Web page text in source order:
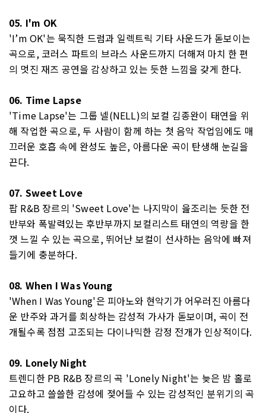
05. I'm OK
'I’m OK'는 묵직한 드럼과 일렉트릭 기타 사운드가 돋보이는
곡으로, 코러스 파트의 브라스 사운드까지 더해져 마치 한 편
의 멋진 재즈 공연을 감상하고 있는 듯한 느낌을 갖게 한다.
06. Time Lapse
'Time Lapse'는 그룹 넬(NELL)의 보컬 김종완이 태연을 위
해 작업한 곡으로, 두 사람이 함께 하는 첫 음악 작업임에도 매
끄러운 호흡 속에 완성도 높은, 아름다운 곡이 탄생해 눈길을
끈다.
07. Sweet Love
팝 R&B 장르의 'Sweet Love'는 나지막이 읊조리는 듯한 전
반부와 폭발력있는 후반부까지 보컬리스트 태연의 역량을 한
껏 느낄 수 있는 곡으로, 뛰어난 보컬이 선사하는 음악에 빠져
들기에 충분하다.
08. When I Was Young
'When I Was Young'은 피아노와 현악기가 어우러진 아름다
운 반주와 과거를 회상하는 감성적 가사가 돋보이며, 곡이 전
개될수록 점점 고조되는 다이나믹한 감정 전개가 인상적이다.
09. Lonely Night
트렌디한 PB R&B 장르의 곡 'Lonely Night'는 늦은 밤 홀로
고요하고 쓸쓸한 감성에 젖어들 수 있는 감성적인 분위기의 곡
이다.